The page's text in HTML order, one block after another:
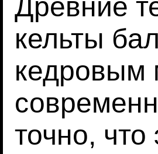
Древние
кельты
кедровым
точно,